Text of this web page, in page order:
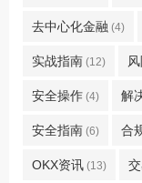
去中心化金融 (4)
实战指南 (12)
安全操作 (4) 解
安全指南 (6) 合
OKX资讯 (13)